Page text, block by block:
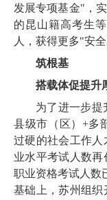
发展专项基金"，
的昆山籍高考生
人，获得更多"安全
筑根基
搭载体促提升
为了进一步提
县级市（区）+多
过硬的社会工作人
业水平考试人数再
职业资格考试人数
基础上，苏州组织